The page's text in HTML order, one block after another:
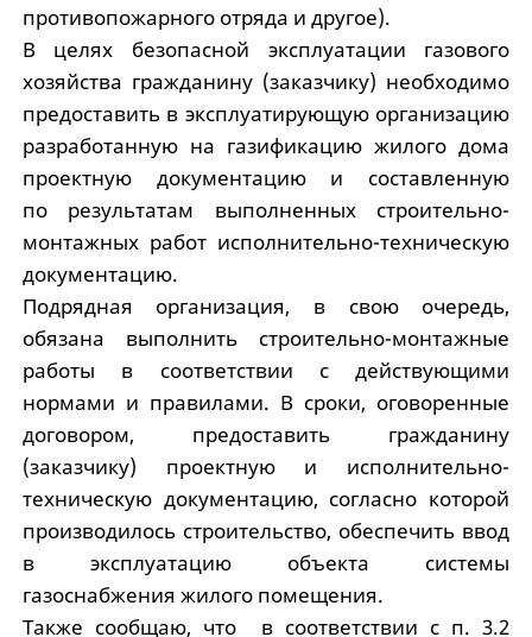
противопожарного отряда и другое).
В целях безопасной эксплуатации газового
хозяйства гражданину (заказчику) необходимо
предоставить в эксплуа­тирующую организацию
разработанную на газификацию жилого дома
проектную документацию и составленную
по результатам выполненных строительно-
монтажных работ исполнительно-техническую
документацию.
Подрядная организация, в свою очередь,
обязана выполнить строительно-монтажные
работы в соответствии с действующими
нормами и правилами. В сроки, оговоренные
договором, предоставить гражданину
(заказчику) проектную и исполнительно-
техническую документацию, согласно которой
производилось строительство, обеспечить ввод
в эксплуатацию объекта системы
газоснабжения жилого помещения.
Также сообщаю, что в соответствии с п. 3.2